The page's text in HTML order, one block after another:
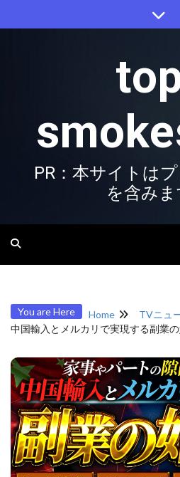
PR：本サイトは
を含みま
You are Here Home
TVニュ
中国輸入とメルカリで実現する副業